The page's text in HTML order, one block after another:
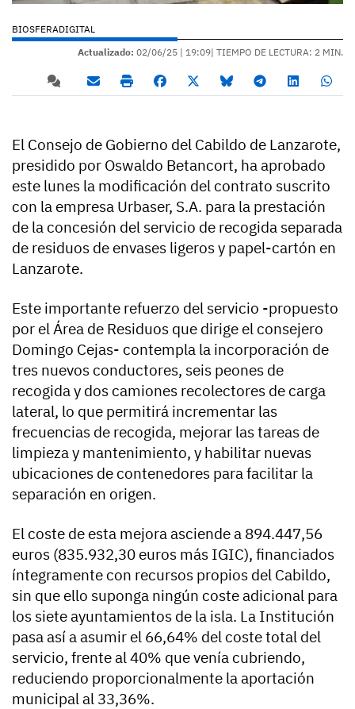
BIOSFERADIGITAL
Actualizado: 02/06/25 | 19:09| TIEMPO DE LECTURA: 2 MIN.
El Consejo de Gobierno del Cabildo de Lanzarote,
presidido por Oswaldo Betancort, ha aprobado
este lunes la modificación del contrato suscrito
con la empresa Urbaser, S.A. para la prestación
de la concesión del servicio de recogida separada
de residuos de envases ligeros y papel-cartón en
Lanzarote.
Este importante refuerzo del servicio -propuesto
por el Área de Residuos que dirige el consejero
Domingo Cejas- contempla la incorporación de
tres nuevos conductores, seis peones de
recogida y dos camiones recolectores de carga
lateral, lo que permitirá incrementar las
frecuencias de recogida, mejorar las tareas de
limpieza y mantenimiento, y habilitar nuevas
ubicaciones de contenedores para facilitar la
separación en origen.
El coste de esta mejora asciende a 894.447,56
euros (835.932,30 euros más IGIC), financiados
íntegramente con recursos propios del Cabildo,
sin que ello suponga ningún coste adicional para
los siete ayuntamientos de la isla. La Institución
pasa así a asumir el 66,64% del coste total del
servicio, frente al 40% que venía cubriendo,
reduciendo proporcionalmente la aportación
municipal al 33,36%.